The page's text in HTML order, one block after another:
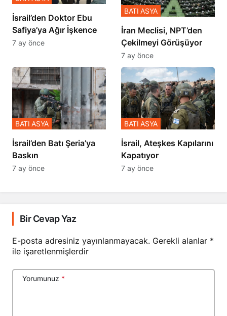
İsrail’den Doktor Ebu
Safiya’ya Ağır İşkence
7 ay önce
İran Meclisi, NPT’den
Çekilmeyi Görüşüyor
BATI ASYA
7 ay önce
​​​​​​​İsrail’den Batı Şeria’ya
Baskın
BATI ASYA
7 ay önce
İsrail, Ateşkes Kapılarını
Kapatıyor
BATI ASYA
7 ay önce
Bir Cevap Yaz
E-posta adresiniz yayınlanmayacak. Gerekli alanlar *
ile işaretlenmişlerdir
Yorumunuz *